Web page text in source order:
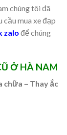
chúng tôi đã
mua xe đạp
zalo để chúng
Ở HÀ NAM
chữa – Thay ắc